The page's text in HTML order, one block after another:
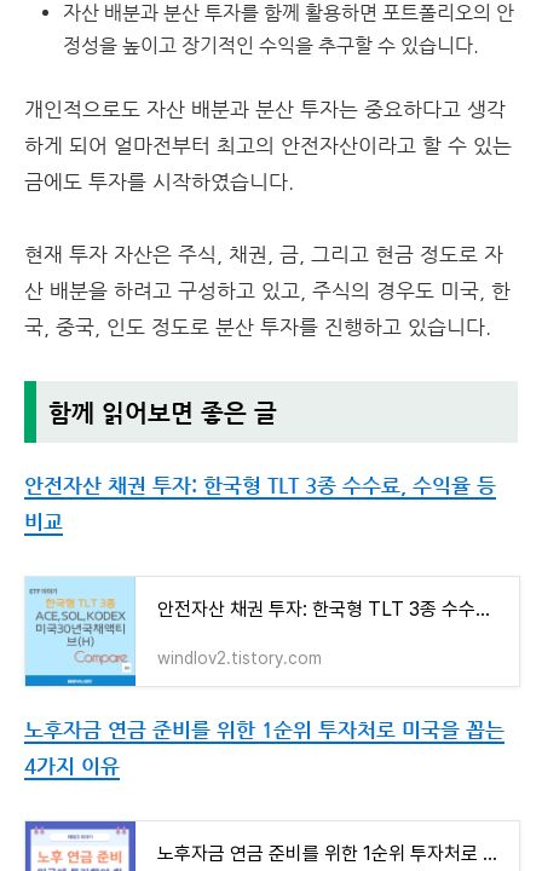
자산 배분과 분산 투자를 함께 활용하면 포트폴리오의 안
정성을 높이고 장기적인 수익을 추구할 수 있습니다.
개인적으로도 자산 배분과 분산 투자는 중요하다고 생각
하게 되어 얼마전부터 최고의 안전자산이라고 할 수 있는
금에도 투자를 시작하였습니다.
현재 투자 자산은 주식, 채권, 금, 그리고 현금 정도로 자
산 배분을 하려고 구성하고 있고, 주식의 경우도 미국, 한
국, 중국, 인도 정도로 분산 투자를 진행하고 있습니다.
함께 읽어보면 좋은 글
안전자산 채권 투자: 한국형 TLT 3종 수수료, 수익율 등
비교
안전자산 채권 투자: 한국형 TLT 3종 수수료, 수익율 등 비교
windlov2.tistory.com
노후자금 연금 준비를 위한 1순위 투자처로 미국을 꼽는
4가지 이유
노후자금 연금 준비를 위한 1순위 투자처로 미국을 꼽는 4가지 이유